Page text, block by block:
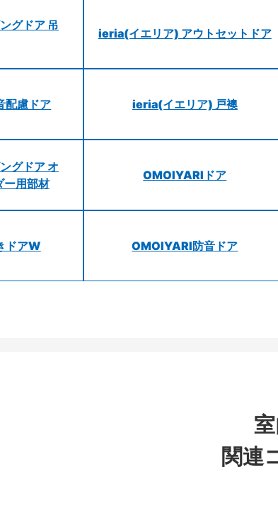
グドア 吊
ieria(イエリア) アウトセットドア
配慮ドア ieria(イエリア) 戸襖
グドア オ
ー用部材
OMOIYARIドア
ドアW OMOIYARI防音ドア
関連